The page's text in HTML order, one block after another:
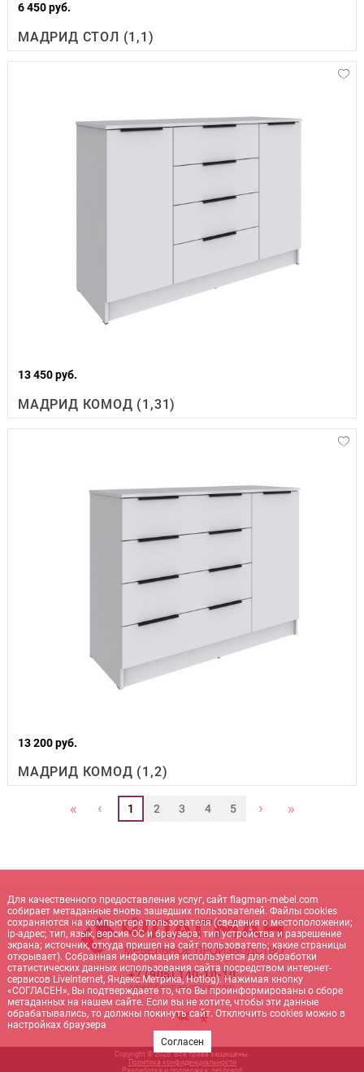
6 450 руб.
МАДРИД СТОЛ (1,1)
13 450 руб.
МАДРИД КОМОД (1,31)
13 200 руб.
МАДРИД КОМОД (1,2)
« ‹ 1 2 3 4 5 › »
+7 (905) 140-10-10
sale@flagman-mebel.com
Copyright © 2026. Все права защищены.
Политика конфиденциальности
Разработка и поддержка: net- brand
Для качественного предоставления услуг, сайт flagman-mebel.com
собирает метаданные вновь зашедших пользователей. Файлы cookies
сохраняются на компьютере пользователя (сведения о местоположении;
ip-адрес; тип, язык, версия ОС и браузера; тип устройства и разрешение
экрана; источник, откуда пришел на сайт пользователь; какие страницы
открывает). Собранная информация используется для обработки
статистических данных использования сайта посредством интернет-
сервисов LiveInternet, Яндекс.Метрика, Hotlog). Нажимая кнопку
«СОГЛАСЕН», Вы подтверждаете то, что Вы проинформированы о сборе
метаданных на нашем сайте. Если вы не хотите, чтобы эти данные
обрабатывались, то должны покинуть сайт. Отключить cookies можно в
настройках браузера
Согласен